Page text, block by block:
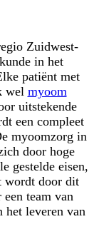
Zuidwest-
in het
patiënt met
wel myoom
uitstekende
een compleet
myoomzorg in
door hoge
gestelde eisen,
wordt door dit
team van
het leveren van